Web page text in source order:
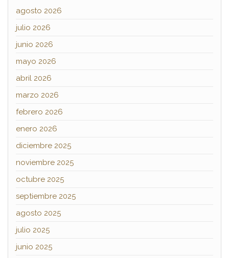
agosto 2026
julio 2026
junio 2026
mayo 2026
abril 2026
marzo 2026
febrero 2026
enero 2026
diciembre 2025
noviembre 2025
octubre 2025
septiembre 2025
agosto 2025
julio 2025
junio 2025